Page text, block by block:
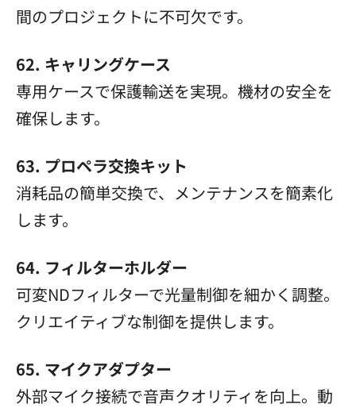
間のプロジェクトに不可欠です。
62. キャリングケース
専用ケースで保護輸送を実現。機材の安全を
確保します。
63. プロペラ交換キット
消耗品の簡単交換で、メンテナンスを簡素化
します。
64. フィルターホルダー
可変NDフィルターで光量制御を細かく調整。
クリエイティブな制御を提供します。
65. マイクアダプター
外部マイク接続で音声クオリティを向上。動